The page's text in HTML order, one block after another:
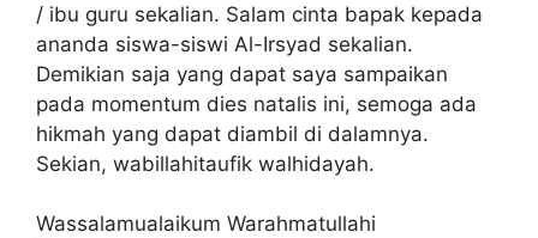
/ ibu guru sekalian. Salam cinta bapak kepada
ananda siswa-siswi Al-Irsyad sekalian.
Demikian saja yang dapat saya sampaikan
pada momentum dies natalis ini, semoga ada
hikmah yang dapat diambil di dalamnya.
Sekian, wabillahitaufik walhidayah.
Wassalamualaikum Warahmatullahi